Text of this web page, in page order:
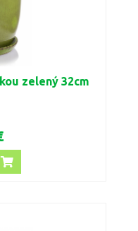
zelený 32cm